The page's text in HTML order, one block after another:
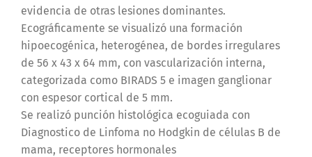
evidencia de otras lesiones dominantes.
Ecográficamente se visualizó una formación
hipoecogénica, heterogénea, de bordes irregulares
de 56 x 43 x 64 mm, con vascularización interna,
categorizada como BIRADS 5 e imagen ganglionar
con espesor cortical de 5 mm.
Se realizó punción histológica ecoguiada con
Diagnostico de Linfoma no Hodgkin de células B de
mama, receptores hormonales